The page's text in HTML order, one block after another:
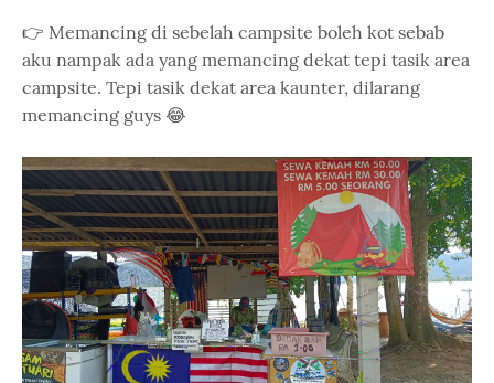
👉 Memancing di sebelah campsite boleh kot sebab
aku nampak ada yang memancing dekat tepi tasik area
campsite. Tepi tasik dekat area kaunter, dilarang
memancing guys 😂